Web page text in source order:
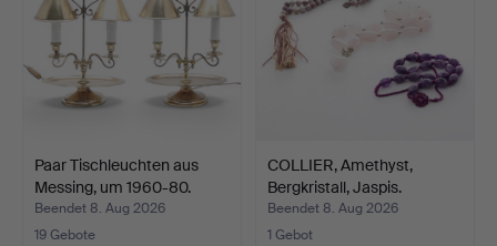
Paar Tischleuchten aus
Messing, um 1960-80.
Beendet 8. Aug 2026
19 Gebote
COLLIER, Amethyst,
Bergkristall, Jaspis.
Beendet 8. Aug 2026
1 Gebot